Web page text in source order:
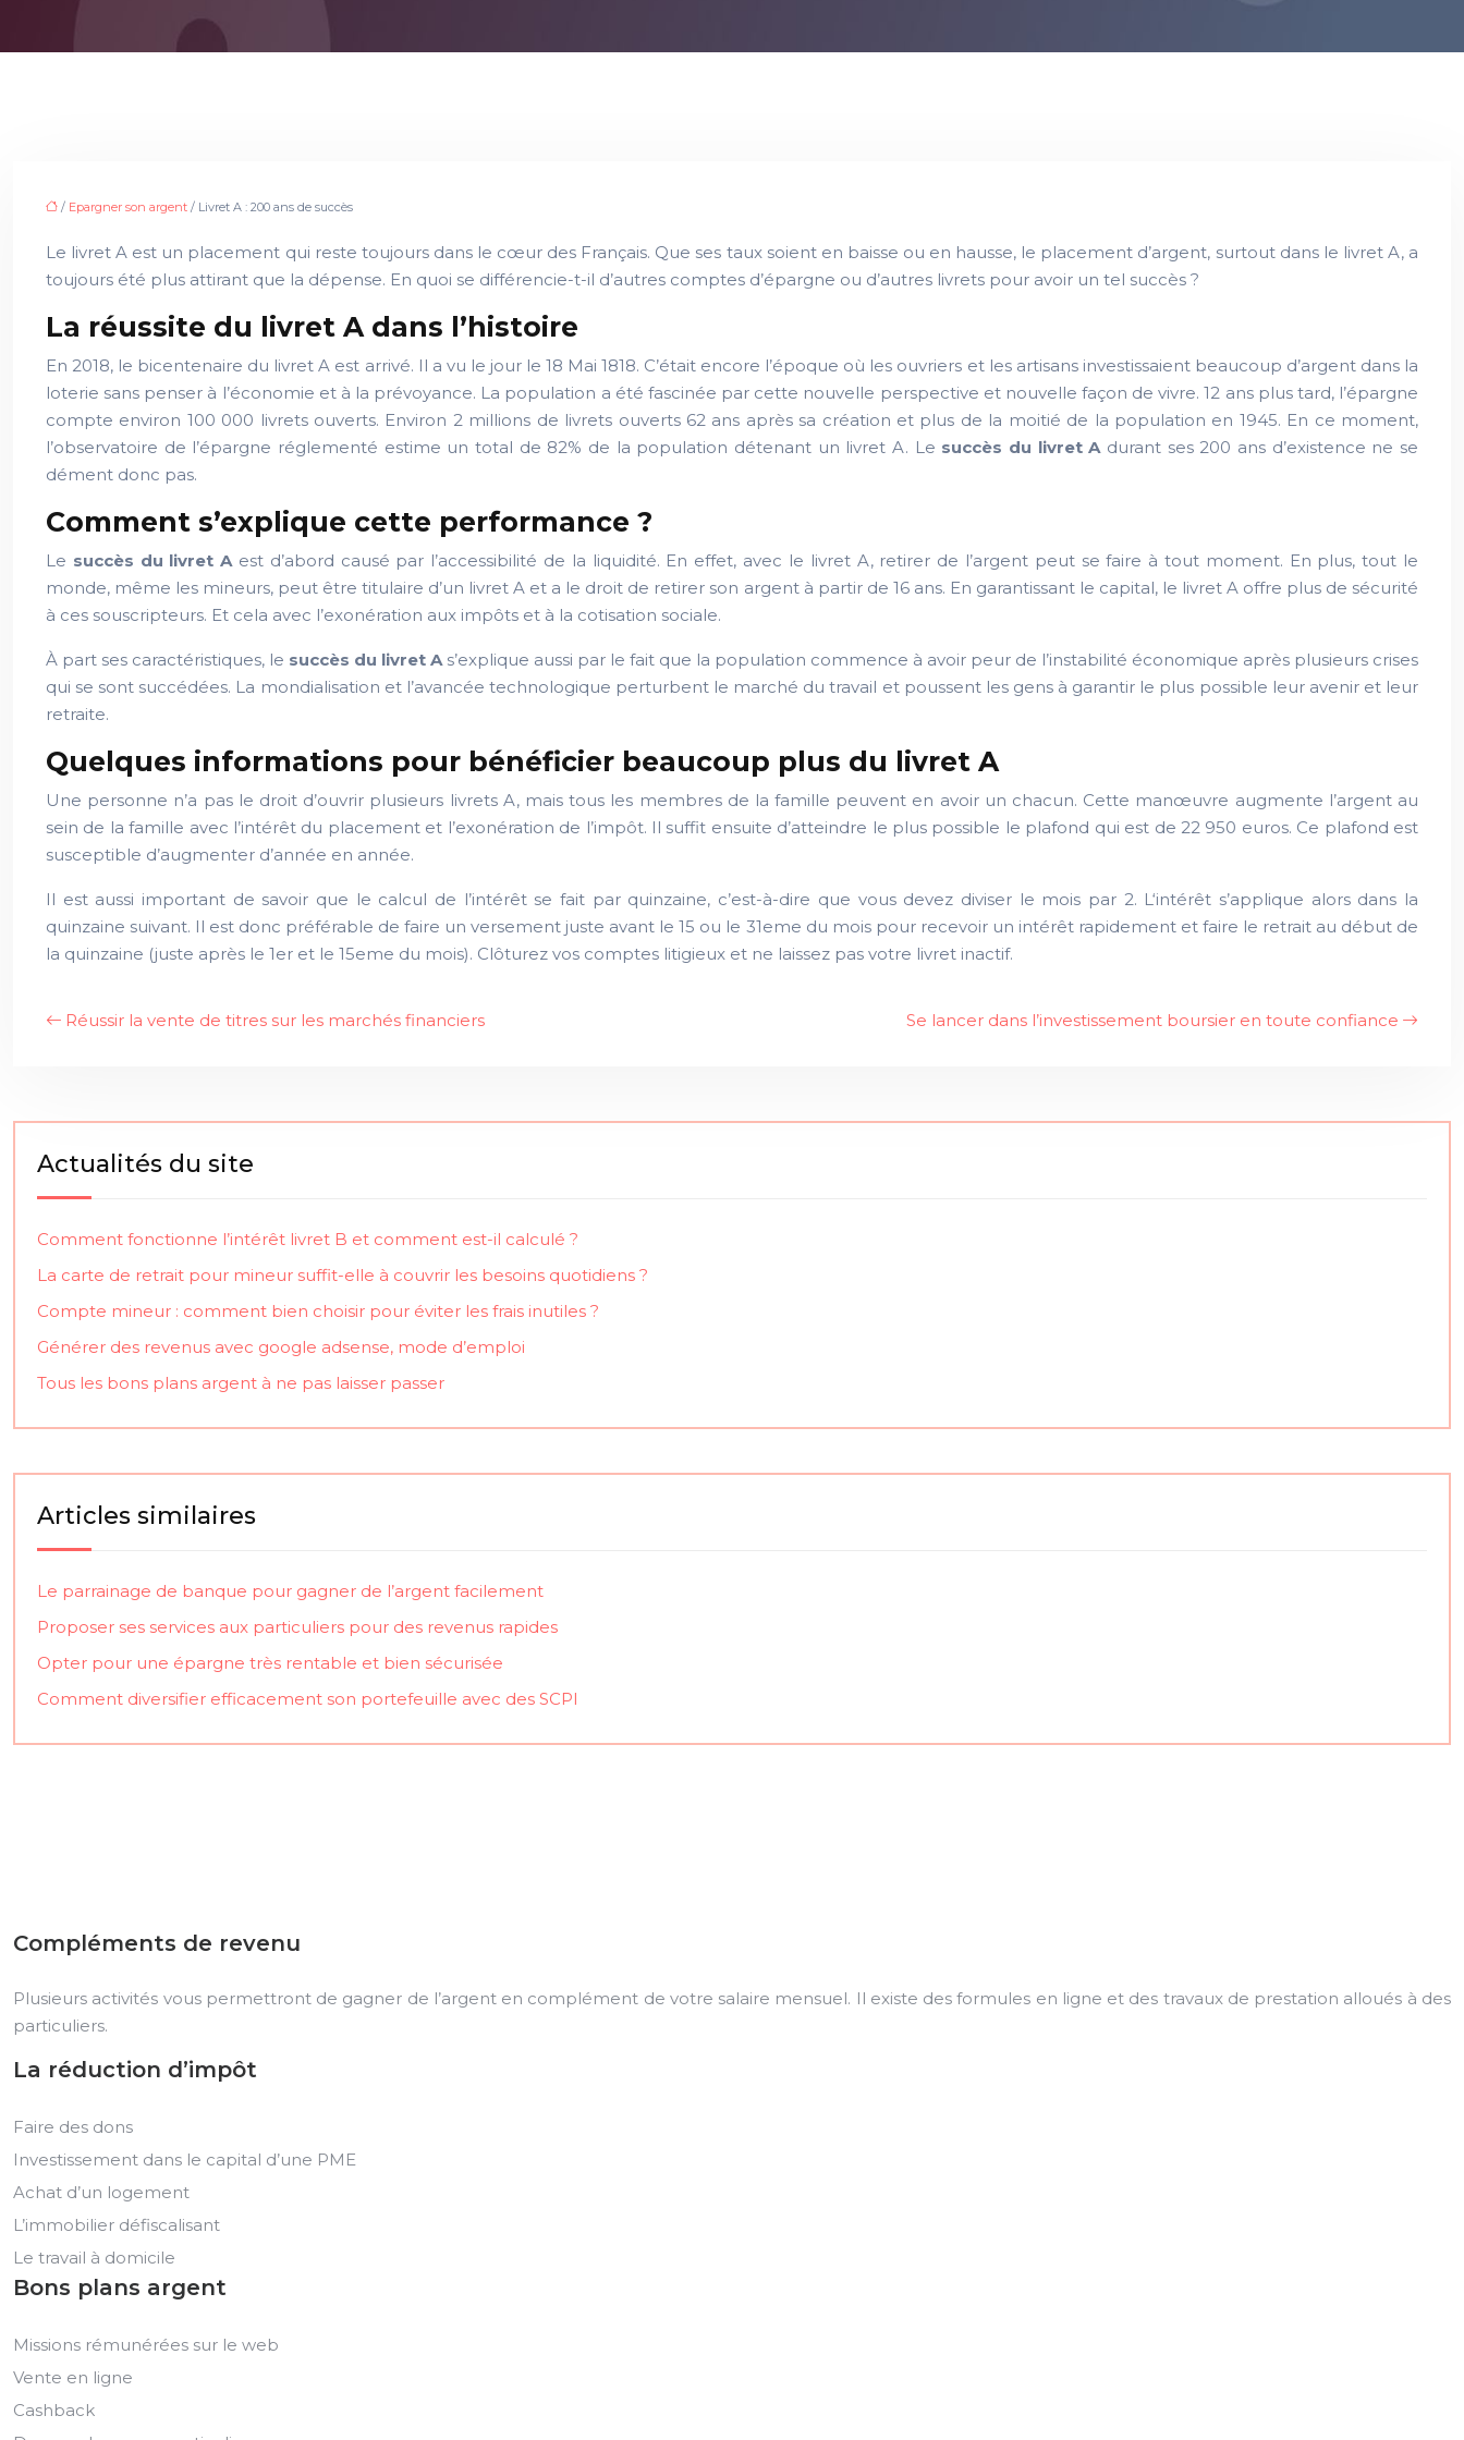
/ Epargner son argent / Livret A : 200 ans de succès
Le livret A est un placement qui reste toujours dans le cœur des Français. Que ses taux soient en baisse ou en hausse, le placement d’argent, surtout dans le livret A, a
toujours été plus attirant que la dépense. En quoi se différencie-t-il d’autres comptes d’épargne ou d’autres livrets pour avoir un tel succès ?
La réussite du livret A dans l’histoire
En 2018, le bicentenaire du livret A est arrivé. Il a vu le jour le 18 Mai 1818. C’était encore l’époque où les ouvriers et les artisans investissaient beaucoup d’argent dans la
loterie sans penser à l’économie et à la prévoyance. La population a été fascinée par cette nouvelle perspective et nouvelle façon de vivre. 12 ans plus tard, l’épargne
compte environ 100 000 livrets ouverts. Environ 2 millions de livrets ouverts 62 ans après sa création et plus de la moitié de la population en 1945. En ce moment,
l’observatoire de l’épargne réglementé estime un total de 82% de la population détenant un livret A. Le succès du livret Adurant ses 200 ans d’existence ne se
dément donc pas.
Comment s’explique cette performance ?
Le succès du livret Aest d’abord causé par l’accessibilité de la liquidité. En effet, avec le livret A, retirer de l’argent peut se faire à tout moment. En plus, tout le
monde, même les mineurs, peut être titulaire d’un livret A et a le droit de retirer son argent à partir de 16 ans. En garantissant le capital, le livret A offre plus de sécurité
à ces souscripteurs. Et cela avec l’exonération aux impôts et à la cotisation sociale.
À part ses caractéristiques, le succès du livret As’explique aussi par le fait que la population commence à avoir peur de l’instabilité économique après plusieurs crises
qui se sont succédées. La mondialisation et l’avancée technologique perturbent le marché du travail et poussent les gens à garantir le plus possible leur avenir et leur
retraite.
Quelques informations pour bénéficier beaucoup plus du livret A
Une personne n’a pas le droit d’ouvrir plusieurs livrets A, mais tous les membres de la famille peuvent en avoir un chacun. Cette manœuvre augmente l’argent au
sein de la famille avec l’intérêt du placement et l’exonération de l’impôt. Il suffit ensuite d’atteindre le plus possible le plafond qui est de 22 950 euros. Ce plafond est
susceptible d’augmenter d’année en année.
Il est aussi important de savoir que le calcul de l’intérêt se fait par quinzaine, c’est-à-dire que vous devez diviser le mois par 2. L‘intérêt s’applique alors dans la
quinzaine suivant. Il est donc préférable de faire un versement juste avant le 15 ou le 31eme du mois pour recevoir un intérêt rapidement et faire le retrait au début de
la quinzaine (juste après le 1er et le 15eme du mois). Clôturez vos comptes litigieux et ne laissez pas votre livret inactif.
Réussir la vente de titres sur les marchés financiers Se lancer dans l’investissement boursier en toute confiance
Actualités du site
Comment fonctionne l’intérêt livret B et comment est-il calculé ?
La carte de retrait pour mineur suffit-elle à couvrir les besoins quotidiens ?
Compte mineur : comment bien choisir pour éviter les frais inutiles ?
Générer des revenus avec google adsense, mode d’emploi
Tous les bons plans argent à ne pas laisser passer
Articles similaires
Le parrainage de banque pour gagner de l’argent facilement
Proposer ses services aux particuliers pour des revenus rapides
Opter pour une épargne très rentable et bien sécurisée
Comment diversifier efficacement son portefeuille avec des SCPI
Compléments de revenu
Plusieurs activités vous permettront de gagner de l’argent en complément de votre salaire mensuel. Il existe des formules en ligne et des travaux de prestation alloués à des
particuliers.
La réduction d’impôt
Faire des dons
Investissement dans le capital d’une PME
Achat d’un logement
L’immobilier défiscalisant
Le travail à domicile
Bons plans argent
Missions rémunérées sur le web
Vente en ligne
Cashback